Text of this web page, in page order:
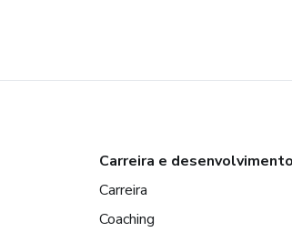
Carreira e
Carreira
Coaching